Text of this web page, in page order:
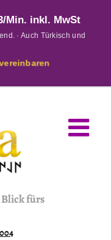
Min. inkl. MwSt
· Auch Türkisch und
fürs